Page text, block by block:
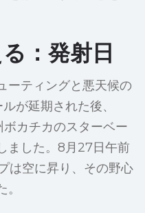
：発射日
ーティングと悪天候の
が延期された後、
カチカのスターベー
ました。8月27日午前
は空に昇り、その野心